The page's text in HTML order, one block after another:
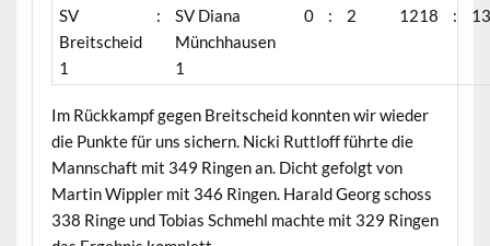
SV
Breitscheid
1
:
SV Diana
Münchhausen
1
0 : 2 1218 :
Im Rückkampf gegen Breitscheid konnten wir wieder
die Punkte für uns sichern. Nicki Ruttloff führte die
Mannschaft mit 349 Ringen an. Dicht gefolgt von
Martin Wippler mit 346 Ringen. Harald Georg schoss
338 Ringe und Tobias Schmehl machte mit 329 Ringen